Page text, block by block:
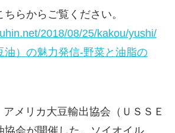
らからご覧ください。
2018/08/25/kakou/yushi/
油）の魅力発信-野菜と油脂の
メリカ大豆輸出協会（ＵＳＳＥ